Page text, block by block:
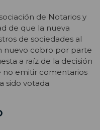
de Notarios y
de que la nueva
de sociedades al
nuevo cobro por parte
a raíz de la decisión
emitir comentarios
sido votada.